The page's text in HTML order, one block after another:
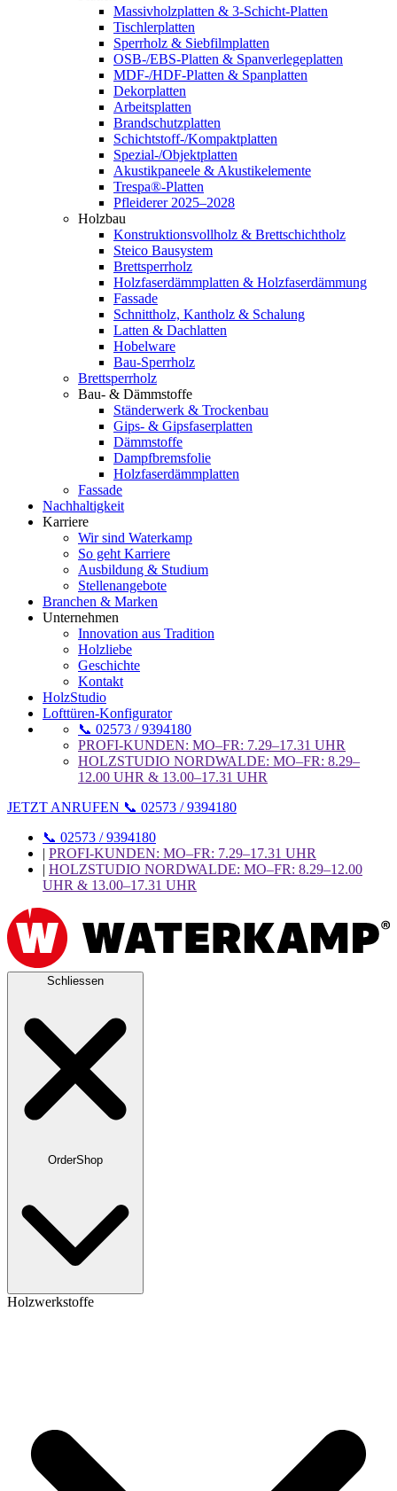
Massivholzplatten & 3-Schicht-Platten
Tischlerplatten
Sperrholz & Siebfilmplatten
OSB-/EBS-Platten & Spanverlegeplatten
MDF-/HDF-Platten & Spanplatten
Dekorplatten
Arbeitsplatten
Brandschutzplatten
Schichtstoff-/Kompaktplatten
Spezial-/Objektplatten
Akustikpaneele & Akustikelemente
Trespa®-Platten
Pfleiderer 2025–2028
Holzbau
Konstruktionsvollholz & Brettschichtholz
Steico Bausystem
Brettsperrholz
Holzfaserdämmplatten & Holzfaserdämmung
Fassade
Schnittholz, Kantholz & Schalung
Latten & Dachlatten
Hobelware
Bau-Sperrholz
Brettsperrholz
Bau- & Dämmstoffe
Ständerwerk & Trockenbau
Gips- & Gipsfaserplatten
Dämmstoffe
Dampfbremsfolie
Holzfaserdämmplatten
Fassade
Nachhaltigkeit
Karriere
Wir sind Waterkamp
So geht Karriere
Ausbildung & Studium
Stellenangebote
Branchen & Marken
Unternehmen
Innovation aus Tradition
Holzliebe
Geschichte
Kontakt
HolzStudio
Lofttüren-Konfigurator
📞 02573 / 9394180
PROFI-KUNDEN: MO–FR: 7.29–17.31 UHR
HOLZSTUDIO NORDWALDE: MO–FR: 8.29–
12.00 UHR & 13.00–17.31 UHR
JETZT ANRUFEN 📞 02573 / 9394180
📞 02573 / 9394180
| PROFI-KUNDEN: MO–FR: 7.29–17.31 UHR
| HOLZSTUDIO NORDWALDE: MO–FR: 8.29–12.00
UHR & 13.00–17.31 UHR
Schliessen
OrderShop
Holzwerkstoffe